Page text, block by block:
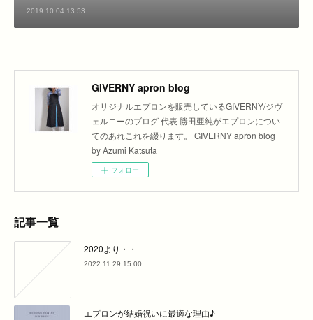
2019.10.04 13:53
GIVERNY apron blog
オリジナルエプロンを販売しているGIVERNY/ジヴ
ェルニーのブログ 代表 勝田亜純がエプロンについ
てのあれこれを綴ります。 GIVERNY apron blog
by Azumi Katsuta
フォロー
記事一覧
2020より・・
2022.11.29 15:00
エプロンが結婚祝いに最適な理由♪